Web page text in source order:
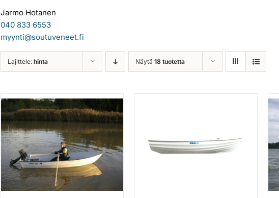
Jarmo Hotanen
040 833 6553
myynti@soutuveneet.fi
Lajittele: hinta Näytä 18 tuotetta